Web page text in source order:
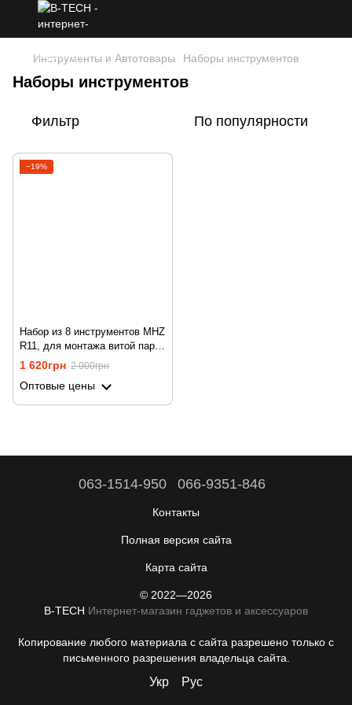
Инструменты и Автотовары Наборы инструментов
Наборы инструментов
Фильтр По популярности
−19%
Набор из 8 инструментов MHZ
R11, для монтажа витой пары,
прокладки и обслуживания
1 620грн 2 000грн
Оптовые цены
063-1514-950 066-9351-846
Контакты
Полная версия сайта
Карта сайта
© 2022—2026
B-TECH Интернет-магазин гаджетов и аксессуаров
Копирование любого материала с сайта разрешено только с
письменного разрешения владельца сайта.
Укр Рус